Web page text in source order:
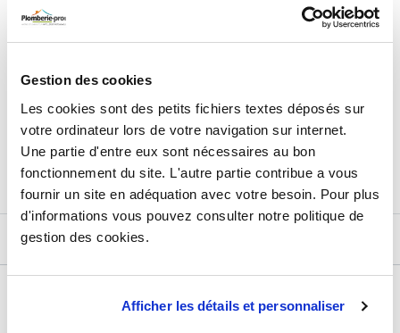
Gestion des cookies
Les cookies sont des petits fichiers textes déposés sur
votre ordinateur lors de votre navigation sur internet.
Une partie d'entre eux sont nécessaires au bon
fonctionnement du site. L'autre partie contribue a vous
fournir un site en adéquation avec votre besoin. Pour plus
d'informations vous pouvez consulter notre politique de
gestion des cookies.
Afficher les détails et personnaliser
Prix total de la sélection :
DESCRIPTIF